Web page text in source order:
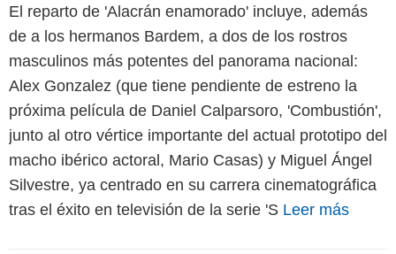
El reparto de 'Alacrán enamorado' incluye, además
de a los hermanos Bardem, a dos de los rostros
masculinos más potentes del panorama nacional:
Alex Gonzalez (que tiene pendiente de estreno la
próxima película de Daniel Calparsoro, 'Combustión',
junto al otro vértice importante del actual prototipo del
macho ibérico actoral, Mario Casas) y Miguel Ángel
Silvestre, ya centrado en su carrera cinematográfica
tras el éxito en televisión de la serie 'S Leer más